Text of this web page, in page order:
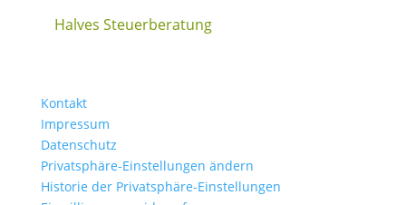
Halves Steuerberatung
Kontakt
Impressum
Datenschutz
Privatsphäre-Einstellungen ändern
Historie der Privatsphäre-Einstellungen